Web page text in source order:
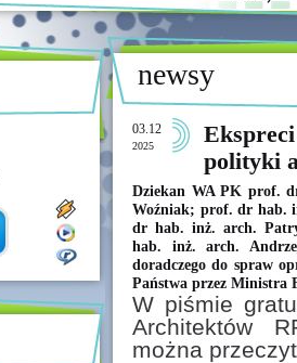
newsy
03.12
2025
polityki
Dziekan WA PK prof.
Woźniak; prof. dr hab.
dr hab. inż. arch.
hab. inż. arch.
doradczego do spraw
Państwa przez Ministra
W piśmie
Architektów
można